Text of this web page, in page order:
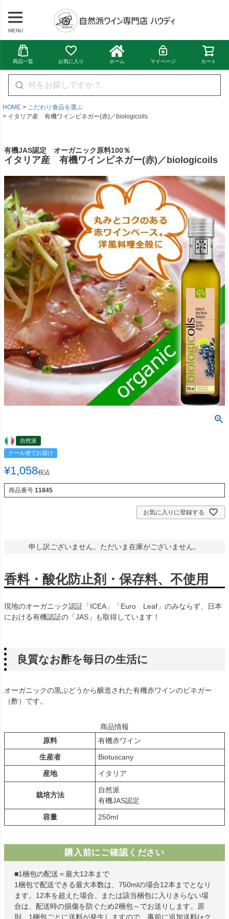
MENU
商品一覧 お気に入り ホーム マイページ カート
HOME
こだわり食品を選ぶ
イタリア産 有機ワインビネガー(赤)／biologicoils
有機JAS認定 オーガニック原料100％
イタリア産 有機ワインビネガー(赤)／biologicoils
自然派
クール便でお届け
¥1,058税込
商品番号 11845
お気に入りに登録する
申し訳ございません。ただいま在庫がございません。
香料・酸化防止剤・保存料、不使用
現地のオーガニック認証「ICEA」「Euro Leaf」のみならず、日本
における有機認証の「JAS」も取得しています！
良質なお酢を毎日の生活に
オーガニックの黒ぶどうから醸造された有機赤ワインのビネガー
（酢）です。
商品情報
原料
有機赤ワイン
生産者
Biotuscany
産地
イタリア
栽培方法
自然派
有機JAS認定
容量
250ml
購入前にご確認ください
■1梱包の配送＝最大12本まで
1梱包で配送できる最大本数は、750mlの場合12本までとなり
ます。12本を超えた場合、または該当梱包に入りきらない場
合は、配送時の損傷を防ぐため2梱包～でお送りします。原
則、1梱包ごとに送料が発生しますので、事前に追加送料(+ク